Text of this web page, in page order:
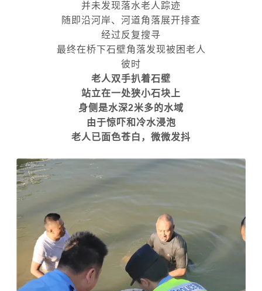
并未发现落水老人踪迹
随即沿河岸、河道角落展开排查
经过反复搜寻
最终在桥下石壁角落发现被困老人
彼时
老人双手扒着石壁
站立在一处狭小石块上
身侧是水深2米多的水域
由于惊吓和冷水浸泡
老人已面色苍白，微微发抖